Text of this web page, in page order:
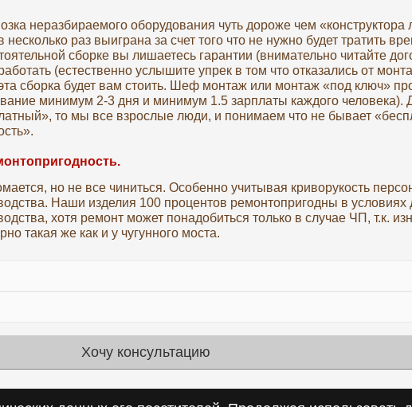
неразбираемого оборудования чуть дороже чем «конструктора
несколько раз выиграна за счет того что не нужно будет тратить
сборке вы лишаетесь гарантии (внимательно читайте
(естественно услышите упрек в том что отказались от
сборка будет вам стоить. Шеф монтаж или монтаж «под ключ»
минимум 2-3 дня и минимум 1.5 зарплаты каждого
то мы все взрослые люди, и понимаем что не бывает
но не все чиниться. Особенно учитывая криворукость
Наши изделия 100 процентов ремонтопригодны в условиях
хотя ремонт может понадобиться только в случае ЧП, т.к.
такая же как и у чугунного моста.
Хочу консультацию